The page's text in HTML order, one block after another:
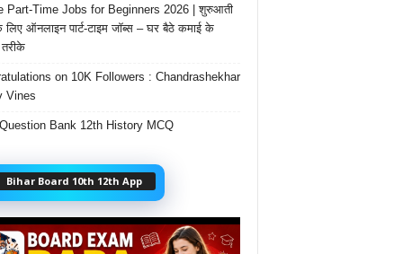
Part-Time Jobs for Beginners 2026 | शुरुआती
लिए ऑनलाइन पार्ट-टाइम जॉब्स – घर बैठे कमाई के
on 10K Followers : Chandrashekhar
Vines
Bank 12th History MCQ
Bihar Board 10th 12th App